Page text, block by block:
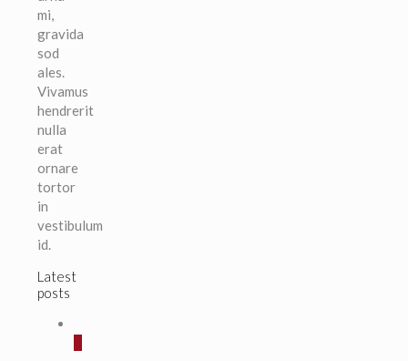
mi,
gravida
sod
ales.
Vivamus
hendrerit
nulla
erat
ornare
tortor
in
vestibulum
id.
Latest
posts